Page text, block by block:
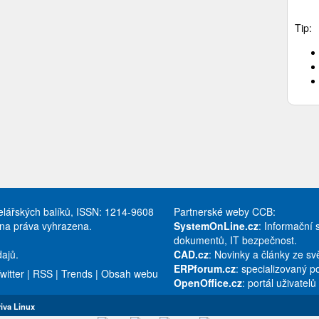
Tip:
balíků, ISSN: 1214-9608
práva vyhrazena.
| RSS | Trends | Obsah webu
Partnerské weby CCB:
SystemOnLine.cz: Informační
dokumentů, IT bezpečnost.
CAD.cz: Novinky a články ze
ERPforum.cz: specializovaný
OpenOffice.cz: portál
Linux